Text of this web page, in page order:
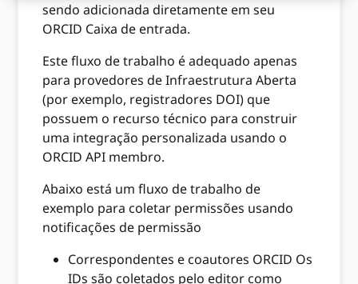
sendo adicionada diretamente em seu
ORCID Caixa de entrada.
Este fluxo de trabalho é adequado apenas
para provedores de Infraestrutura Aberta
(por exemplo, registradores DOI) que
possuem o recurso técnico para construir
uma integração personalizada usando o
ORCID API membro.
Abaixo está um fluxo de trabalho de
exemplo para coletar permissões usando
notificações de permissão
Correspondentes e coautores ORCID Os
IDs são coletados pelo editor como